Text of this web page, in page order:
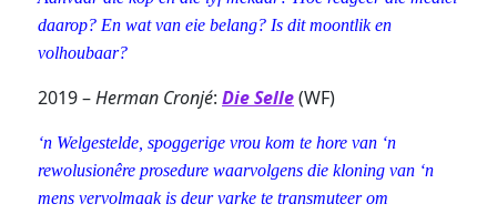
daarop? En wat van eie belang? Is dit moontlik en
volhoubaar?
2019 –Herman Cronjé:Die Selle(WF)
‘n Welgestelde, spoggerige vrou kom te hore van ‘n
rewolusionêre prosedure waarvolgens die kloning van ‘n
mens vervolmaak is deur varke te transmuteer om